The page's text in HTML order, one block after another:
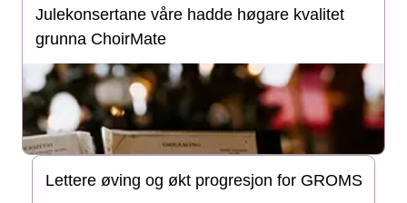
Julekonsertane våre hadde høgare kvalitet
grunna ChoirMate
Lettere øving og økt progresjon for GROMS